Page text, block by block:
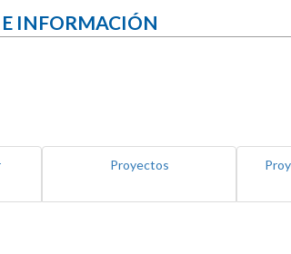
INFORMACIÓN
Proyectos